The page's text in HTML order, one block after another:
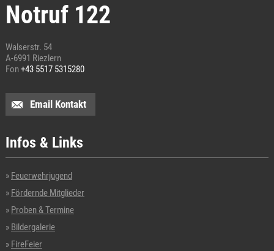
Notruf 122
Walserstr. 54
A-6991 Riezlern
Fon+43 5517 5315280
Email Kontakt
Infos & Links
Feuerwehrjugend
Fördernde Mitglieder
Proben & Termine
Bildergalerie
FireFeier